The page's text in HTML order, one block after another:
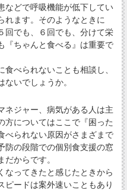
などで呼吸機能が低下してい
れます。そのようなときに
回でも、６回でも、分けて栄
『ちゃんと食べる』は重要で
べられないことも相談し、
いでしょうか。
ジャー、病気がある人は主
方についてはここで『困った
べられない原因がさまざまで
防の段階での個別食支援の窓
からです。
ってきたと感じたときから
ピードは案外速いこともあり